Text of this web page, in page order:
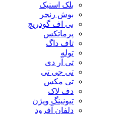
بلک اسنیک
بوش رنجر
بی اف گودریچ
پرماتکس
تاف داگ
توله
تی آر دی
تی جی تی
تی مکس
دف لاک
تیونینگ ویژن
دلفان آفرود